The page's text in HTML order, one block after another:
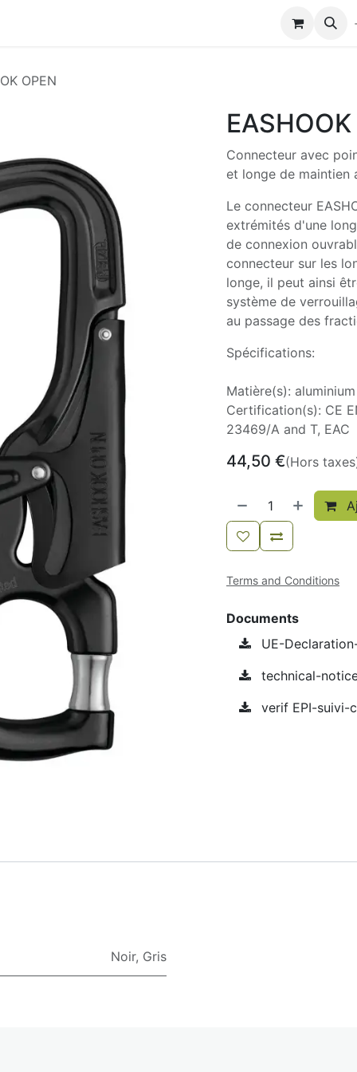
Contactez-nous
OPEN
Connecteur avec
et longe de maintien
Le connecteur
extrémités d'une
de connexion
connecteur sur les
longe, il peut ainsi
système de
au passage des
Spécifications:
Matière(s): aluminium
Certification(s): CE
23469/A and T, EAC
44,50 €(Hors
Terms and Conditions
Documents
UE-
technical-
verif EPI-suivi-
Noir, Gris